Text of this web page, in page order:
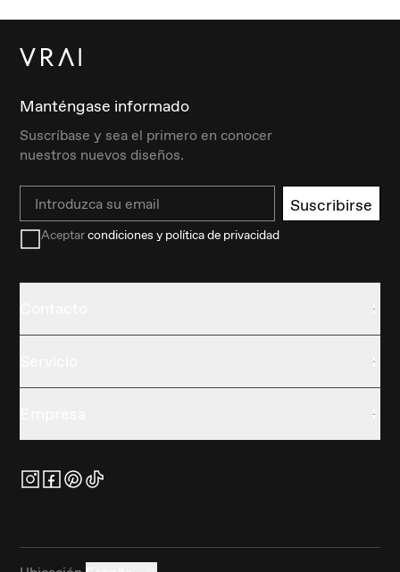
Manténgase informado
Suscríbase y sea el primero en conocer
nuestros nuevos diseños.
Email Suscribirse
Aceptarcondiciones y política de privacidad